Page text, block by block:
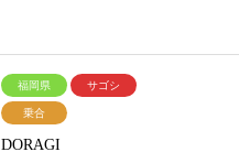
福岡県 サゴシ
乗合
DORAGI